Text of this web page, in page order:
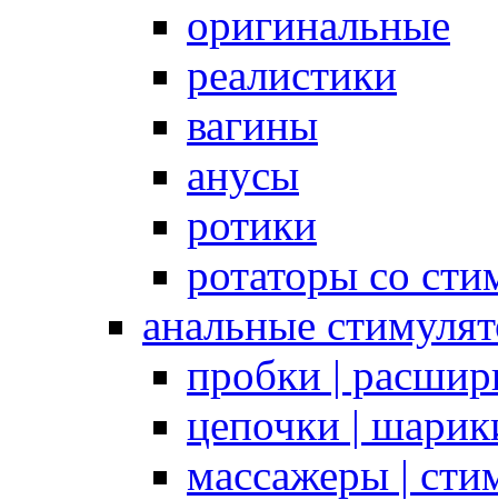
оригинальные
реалистики
вагины
анусы
ротики
ротаторы со
анальные
пробки |
цепочки |
массажеры |